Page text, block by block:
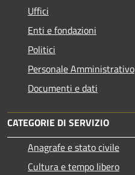
Uffici
Enti e fondazioni
Politici
Personale Amministrativo
Documenti e dati
CATEGORIE DI SERVIZIO
Anagrafe e stato civile
Cultura e tempo libero